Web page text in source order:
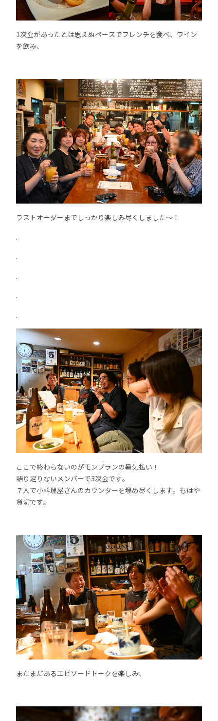
1次会があったとは思えぬペースでフレンチを食べ、ワイン
を飲み、
ラストオーダーまでしっかり楽しみ尽くしました〜！
.
.
.
.
.
ここで終わらないのがモンブランの暑気払い！
語り足りないメンバーで3次会です。
７人で小料理屋さんのカウンターを埋め尽くします。もはや
貸切です。
まだまだあるエピソードトークを楽しみ、